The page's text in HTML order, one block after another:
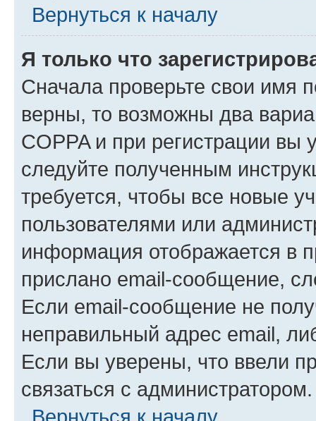
Вернуться к началу
Я только что
Сначала проверьте свои имя
верны, то возможны два
COPPA и при регистрации вы
следуйте полученным
требуется, чтобы все новые
пользователями или
информация отображается в
прислано email-сообщение,
Если email-сообщение не
неправильный адрес email,
Если вы уверены, что ввели
связаться с администратором.
Вернуться к началу